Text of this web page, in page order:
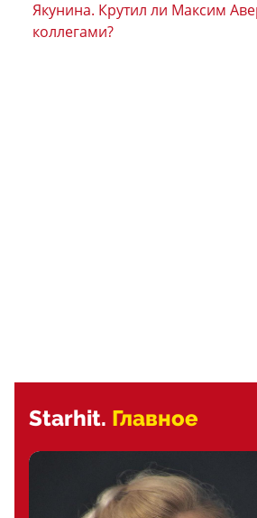
Якунина. Крутил ли Максим
коллегами?
Starhit. Главное